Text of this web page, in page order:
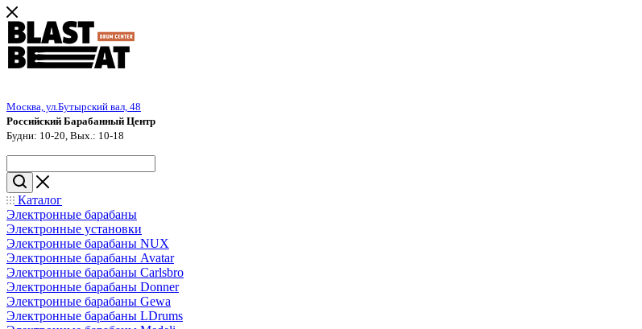
Москва, ул.Бутырский вал, 48
Российский Барабанный Центр
Будни: 10-20, Вых.: 10-18
Каталог
Электронные барабаны
Электронные установки
Электронные барабаны NUX
Электронные барабаны Avatar
Электронные барабаны Carlsbro
Электронные барабаны Donner
Электронные барабаны Gewa
Электронные барабаны LDrums